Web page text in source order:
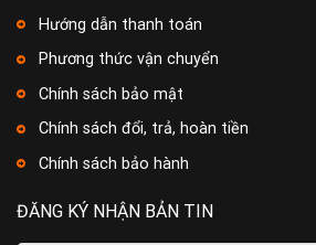
Hướng dẫn thanh toán
Phương thức vận chuyển
Chính sách bảo mật
Chính sách đổi, trả, hoàn tiền
Chính sách bảo hành
ĐĂNG KÝ NHẬN BẢN TIN